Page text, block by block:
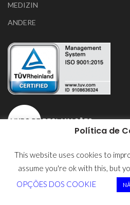
MEDIZIN
ANDERE
Datenschutzerklärung
Política de
This website uses cookies to
assume you're ok with this, but
OPÇÕES DOS COOKIE